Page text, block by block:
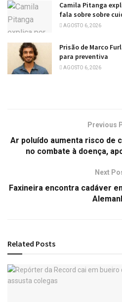
Camila Pitanga
fala sobre sobre
AGOSTO 6, 2026
Prisão de Marco
para preventiva
AGOSTO 6, 2026
Previous
Ar poluído aumenta risco de
no combate à doença,
Next
Faxineira encontra cadáver
Related Posts